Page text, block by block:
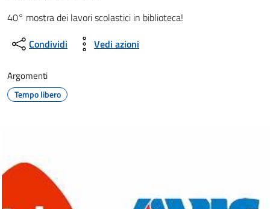
Dettagli della notizia
40° mostra dei lavori scolastici in biblioteca!
Condividi
Vedi azioni
Argomenti
Tempo libero